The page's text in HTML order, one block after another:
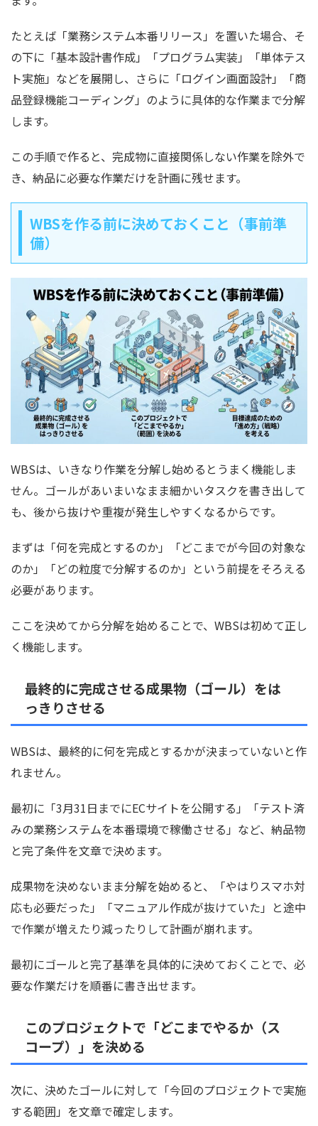
たとえば「業務システム本番リリース」を置いた場合、そ
の下に「基本設計書作成」「プログラム実装」「単体テス
ト実施」などを展開し、さらに「ログイン画面設計」「商
品登録機能コーディング」のように具体的な作業まで分解
します。
この手順で作ると、完成物に直接関係しない作業を除外で
き、納品に必要な作業だけを計画に残せます。
WBSを作る前に決めておくこと（事前準
備）
WBSは、いきなり作業を分解し始めるとうまく機能しま
せん。ゴールがあいまいなまま細かいタスクを書き出して
も、後から抜けや重複が発生しやすくなるからです。
まずは「何を完成とするのか」「どこまでが今回の対象な
のか」「どの粒度で分解するのか」という前提をそろえる
必要があります。
ここを決めてから分解を始めることで、WBSは初めて正し
く機能します。
最終的に完成させる成果物（ゴール）をは
っきりさせる
WBSは、最終的に何を完成とするかが決まっていないと作
れません。
最初に「3月31日までにECサイトを公開する」「テスト済
みの業務システムを本番環境で稼働させる」など、納品物
と完了条件を文章で決めます。
成果物を決めないまま分解を始めると、「やはりスマホ対
応も必要だった」「マニュアル作成が抜けていた」と途中
で作業が増えたり減ったりして計画が崩れます。
最初にゴールと完了基準を具体的に決めておくことで、必
要な作業だけを順番に書き出せます。
このプロジェクトで「どこまでやるか（ス
コープ）」を決める
次に、決めたゴールに対して「今回のプロジェクトで実施
する範囲」を文章で確定します。